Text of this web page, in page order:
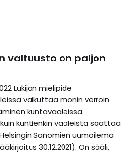
valtuusto on paljon
Lukijan mielipide
vaikuttaa monin verroin
kuntavaaleissa.
kuntienkin vaaleista saattaa
Sanomien uumoilema
30.12.2021). On sääli,